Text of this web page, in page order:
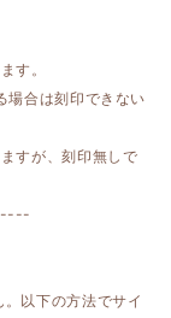
す。
場合は刻印できない
すが、刻印無しで
以下の方法でサイ